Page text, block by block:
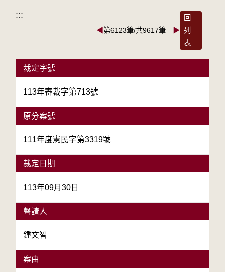
:::
◀第6123筆/共9617筆 ▶
回
列
表
裁定字號
113年審裁字第713號
原分案號
111年度憲民字第3319號
裁定日期
113年09月30日
聲請人
鍾文智
案由